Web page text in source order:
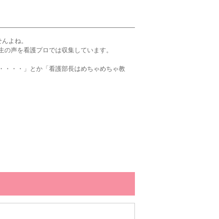
よね。
声を看護プロでは収集しています。
・・・」とか「看護部長はめちゃめちゃ教